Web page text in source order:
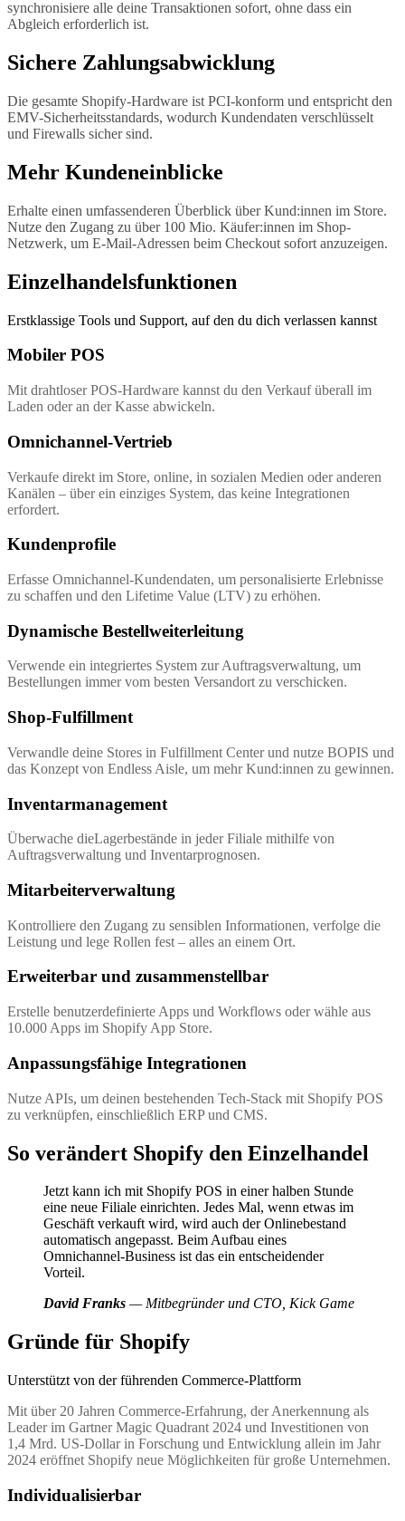
synchronisiere alle deine Transaktionen sofort, ohne dass ein
Abgleich erforderlich ist.
Sichere Zahlungsabwicklung
Die gesamte Shopify-Hardware ist PCI-konform und entspricht den
EMV-Sicherheitsstandards, wodurch Kundendaten verschlüsselt
und Firewalls sicher sind.
Mehr Kundeneinblicke
Erhalte einen umfassenderen Überblick über Kund:innen im Store.
Nutze den Zugang zu über 100 Mio. Käufer:innen im Shop-
Netzwerk, um E-Mail-Adressen beim Checkout sofort anzuzeigen.
Einzelhandelsfunktionen
Erstklassige Tools und Support, auf den du dich verlassen kannst
Mobiler POS
Mit drahtloser POS-Hardware kannst du den Verkauf überall im
Laden oder an der Kasse abwickeln.
Omnichannel-Vertrieb
Verkaufe direkt im Store, online, in sozialen Medien oder anderen
Kanälen – über ein einziges System, das keine Integrationen
erfordert.
Kundenprofile
Erfasse Omnichannel-Kundendaten, um personalisierte Erlebnisse
zu schaffen und den Lifetime Value (LTV) zu erhöhen.
Dynamische Bestellweiterleitung
Verwende ein integriertes System zur Auftragsverwaltung, um
Bestellungen immer vom besten Versandort zu verschicken.
Shop-Fulfillment
Verwandle deine Stores in Fulfillment Center und nutze BOPIS und
das Konzept von Endless Aisle, um mehr Kund:innen zu gewinnen.
Inventarmanagement
Überwache dieLagerbestände in jeder Filiale mithilfe von
Auftragsverwaltung und Inventarprognosen.
Mitarbeiterverwaltung
Kontrolliere den Zugang zu sensiblen Informationen, verfolge die
Leistung und lege Rollen fest – alles an einem Ort.
Erweiterbar und zusammenstellbar
Erstelle benutzerdefinierte Apps und Workflows oder wähle aus
10.000 Apps im Shopify App Store.
Anpassungsfähige Integrationen
Nutze APIs, um deinen bestehenden Tech-Stack mit Shopify POS
zu verknüpfen, einschließlich ERP und CMS.
So verändert Shopify den Einzelhandel
Jetzt kann ich mit Shopify POS in einer halben Stunde
eine neue Filiale einrichten. Jedes Mal, wenn etwas im
Geschäft verkauft wird, wird auch der Onlinebestand
automatisch angepasst. Beim Aufbau eines
Omnichannel-Business ist das ein entscheidender
Vorteil.
David Franks — Mitbegründer und CTO, Kick Game
Gründe für Shopify
Unterstützt von der führenden Commerce-Plattform
Mit über 20 Jahren Commerce-Erfahrung, der Anerkennung als
Leader im Gartner Magic Quadrant 2024 und Investitionen von
1,4 Mrd. US-Dollar in Forschung und Entwicklung allein im Jahr
2024 eröffnet Shopify neue Möglichkeiten für große Unternehmen.
Individualisierbar